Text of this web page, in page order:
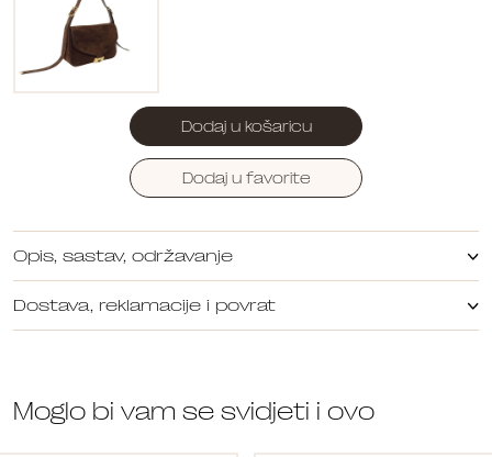
Dodaj u košaricu
Dodaj u favorite
Opis, sastav, održavanje
Dostava, reklamacije i povrat
Moglo bi vam se svidjeti i ovo